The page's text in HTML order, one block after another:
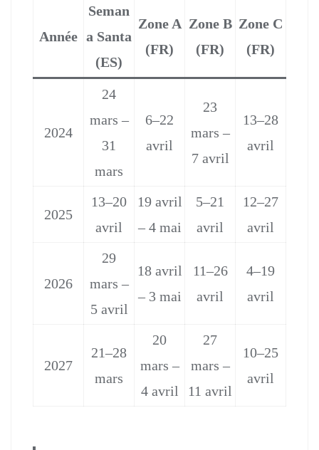
Année
Seman
a Santa
(ES)
Zone A
(FR)
Zone B
(FR)
Zone C
(FR)
2024
24
mars –
31
mars
6–22
avril
23
mars –
7 avril
13–28
avril
2025
13–20
avril
19 avril
– 4 mai
5–21
avril
12–27
avril
2026
29
mars –
5 avril
18 avril
– 3 mai
11–26
avril
4–19
avril
2027
21–28
mars
20
mars –
4 avril
27
mars –
11 avril
10–25
avril